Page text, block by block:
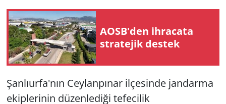
AOSB'den ihracata
stratejik destek
Şanlıurfa'nın Ceylanpınar ilçesinde jandarma
ekiplerinin düzenlediği tefecilik